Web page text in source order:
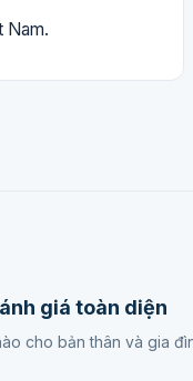
Nam.
giá toàn diện
cho bản thân và gia